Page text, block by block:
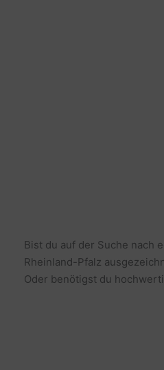
Bist du auf der Suche nach
Rheinland-Pfalz
Oder benötigst du